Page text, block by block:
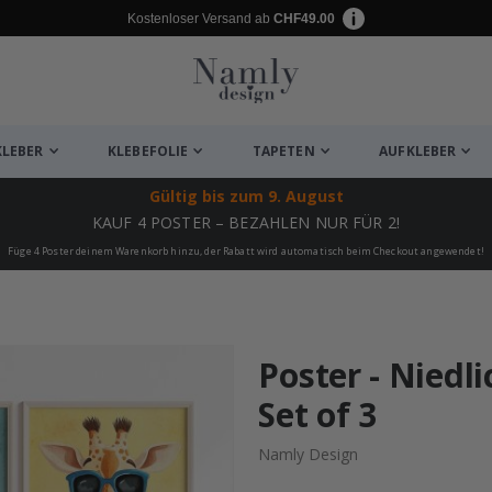
Kostenloser Versand ab CHF49.00
KLEBEFOLIE TAPETEN AUFKLEBER
Gültig bis zum 9. August
KAUF 4 POSTER – BEZAHLEN NUR FÜR 2!
Füge 4 Poster deinem Warenkorb hinzu, der Rabatt wird automatisch beim Checkout angewendet!
Poster -
Set of 3
Namly Design